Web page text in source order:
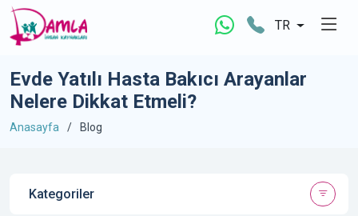
TR
Evde Yatılı Hasta Bakıcı Arayanlar
Nelere Dikkat Etmeli?
Anasayfa Blog
Kategoriler